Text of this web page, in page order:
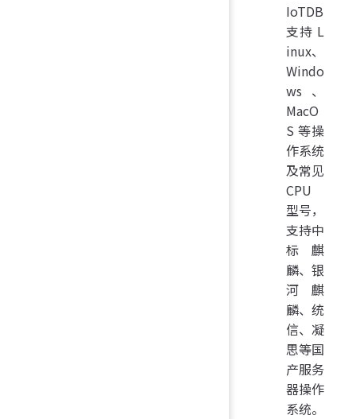
IoTDB
支持 L
inux、
Windo
ws、
MacO
S 等操
作系统
及常见
CPU
型号，
支持中
标麒
麟、银
河麒
麟、统
信、凝
思等国
产服务
器操作
系统。